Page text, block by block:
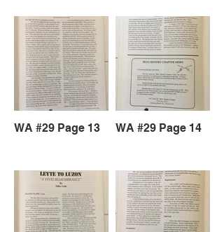
WA #29 Page 13 WA #29 Page 14